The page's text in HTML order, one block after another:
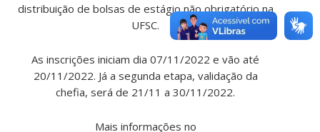
distribuição de bolsas de estágio não obrigatório na
UFSC.
As inscrições iniciam dia 07/11/2022 e vão até
20/11/2022. Já a segunda etapa, validação da
chefia, será de 21/11 a 30/11/2022.
Mais informações no